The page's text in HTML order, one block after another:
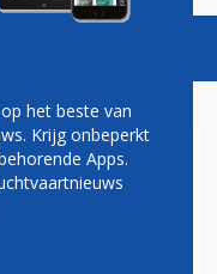
op Schiphol
het beste van
Krijg onbeperkt
Apps.